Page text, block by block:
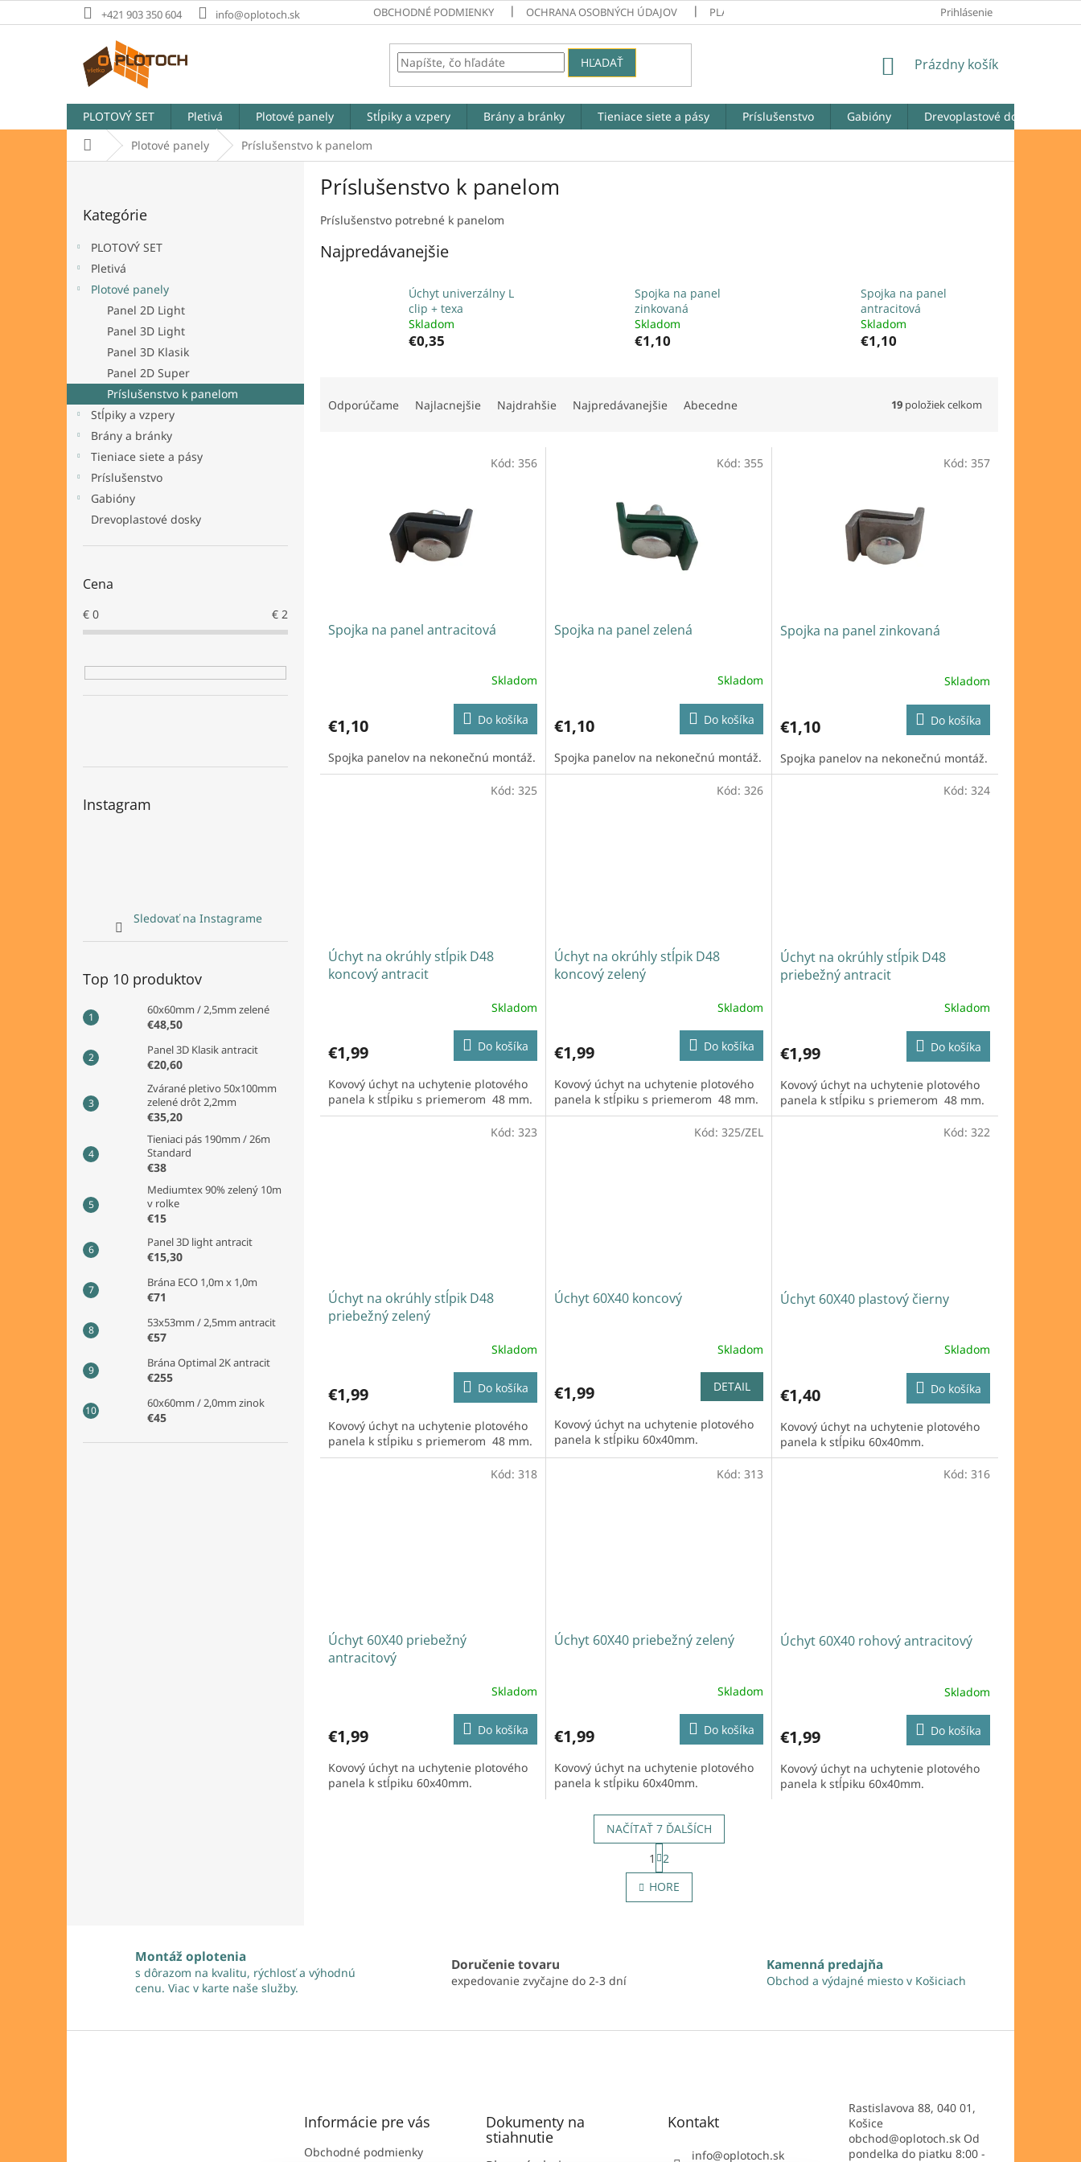
na
+421 903 350 604 info@oplotoch.sk OBCHODNÉ PODMIENKY OCHRANA OSOBNÝCH ÚDAJOV PLATOBNÉ PODMIENKY REKLAMAČNÉ PODMIENKY
Prihlásenie
HĽADAŤ
NÁKUPNÝ
Prázdny košík
PLOTOVÝ SET Pletivá Plotové panely Stĺpiky a vzpery Brány a bránky Tieniace siete a pásy Príslušenstvo Gabióny Drevoplastové dosky
DomovPlotové panely Príslušenstvo k panelom
kategórie
Kategórie
PLOTOVÝ SET
Pletivá
Plotové panely
Panel 2D Light
Panel 3D Light
Panel 3D Klasik
Panel 2D Super
Príslušenstvo k panelom
Stĺpiky a vzpery
Brány a bránky
Tieniace siete a pásy
Príslušenstvo
Gabióny
Drevoplastové dosky
Cena
€ 0 € 2
Instagram
Sledovať na Instagrame
Top 10 produktov
60x60mm / 2,5mm zelené
€48,50
Panel 3D Klasik antracit
€20,60
Zvárané pletivo 50x100mm
zelené drôt 2,2mm
€35,20
Tieniaci pás 190mm / 26m
Standard
€38
Mediumtex 90% zelený 10m
v rolke
€15
Panel 3D light antracit
€15,30
Brána ECO 1,0m x 1,0m
€71
53x53mm / 2,5mm antracit
€57
Brána Optimal 2K antracit
€255
60x60mm / 2,0mm zinok
€45
Príslušenstvo k panelom
Príslušenstvo potrebné k panelom
Najpredávanejšie
Úchyt univerzálny L
clip + texa
Skladom
€0,35
Spojka na panel
zinkovaná
Skladom
€1,10
Spojka na panel
antracitová
Skladom
€1,10
o
Odporúčame Najlacnejšie Najdrahšie Najpredávanejšie Abecedne 19 položiek celkom
Spojka na panel antracitová
Skladom
€1,10 Do košíka
Spojka panelov na nekonečnú montáž.
Kód: 356
Spojka na panel zelená
Skladom
€1,10 Do košíka
Spojka panelov na nekonečnú montáž.
Kód: 355
Spojka na panel zinkovaná
Skladom
€1,10 Do košíka
Spojka panelov na nekonečnú montáž.
Kód: 357
Úchyt na okrúhly stĺpik D48
koncový antracit
Skladom
€1,99 Do košíka
Kovový úchyt na uchytenie plotového
panela k stĺpiku s priemerom 48 mm.
Kód: 325
Úchyt na okrúhly stĺpik D48
koncový zelený
Skladom
€1,99 Do košíka
Kovový úchyt na uchytenie plotového
panela k stĺpiku s priemerom 48 mm.
Kód: 326
Úchyt na okrúhly stĺpik D48
priebežný antracit
Skladom
€1,99 Do košíka
Kovový úchyt na uchytenie plotového
panela k stĺpiku s priemerom 48 mm.
Kód: 324
Úchyt na okrúhly stĺpik D48
priebežný zelený
Skladom
€1,99 Do košíka
Kovový úchyt na uchytenie plotového
panela k stĺpiku s priemerom 48 mm.
Kód: 323
Úchyt 60X40 koncový
Skladom
€1,99 DETAIL
Kovový úchyt na uchytenie plotového
panela k stĺpiku 60x40mm.
Kód: 325/ZEL
Úchyt 60X40 plastový čierny
Skladom
€1,40 Do košíka
Kovový úchyt na uchytenie plotového
panela k stĺpiku 60x40mm.
Kód: 322
Úchyt 60X40 priebežný
antracitový
Skladom
€1,99 Do košíka
Kovový úchyt na uchytenie plotového
panela k stĺpiku 60x40mm.
Kód: 318
Úchyt 60X40 priebežný zelený
Skladom
€1,99 Do košíka
Kovový úchyt na uchytenie plotového
panela k stĺpiku 60x40mm.
Kód: 313
Úchyt 60X40 rohový antracitový
Skladom
€1,99 Do košíka
Kovový úchyt na uchytenie plotového
panela k stĺpiku 60x40mm.
Kód: 316
O
v
l
v
NAČÍTAŤ 7 ĎALŠÍCH
S
t
r
á
n
1
2
HORE
Montáž oplotenia
s dôrazom na kvalitu, rýchlosť a výhodnú
cenu. Viac v karte naše služby.
Doručenie tovaru
expedovanie zvyčajne do 2-3 dní
Kamenná predajňa
Obchod a výdajné miesto v Košiciach
Informácie pre vás
Obchodné podmienky
Dokumenty na
stiahnutie
Kontakt
info@oplotoch.sk
Rastislavova 88, 040 01,
Košice
obchod@oplotoch.sk Od
pondelka do piatku 8:00 -